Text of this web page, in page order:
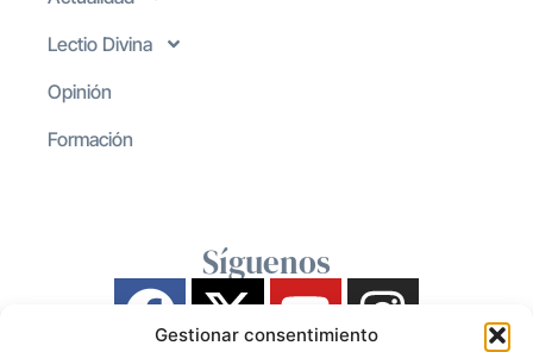
Gestionar consentimiento
Lectio Divina
Opinión
Formación
Síguenos